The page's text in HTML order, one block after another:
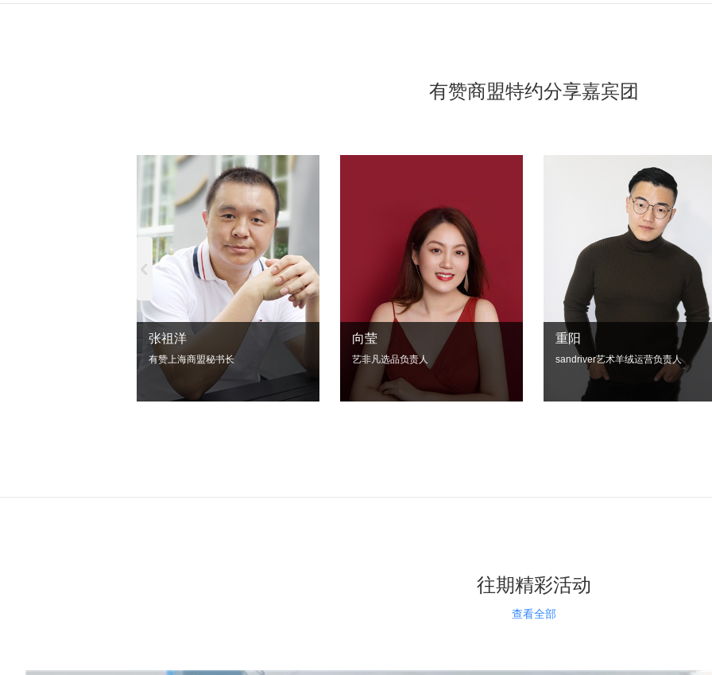
有赞商盟特约分享嘉宾团
张祖洋
有赞上海商盟秘书长
向莹
艺非凡选品负责人
重阳
sandriver艺术羊绒运营负责人
往期精彩活动
查看全部